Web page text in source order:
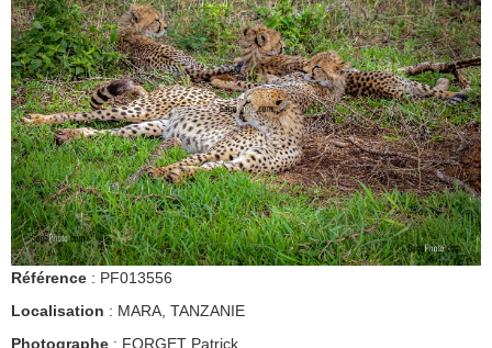
Référence : PF013556
Localisation : MARA, TANZANIE
Photographe : FORGET Patrick